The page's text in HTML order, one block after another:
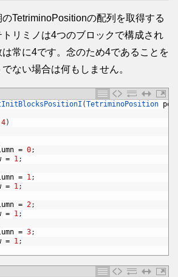
TetriminoPositionの配列を取得する
リミノは4つのブロックで構成され
常に4です。念のため4であることを
ない場合は何もしません。
(TetriminoPosition pos
4)
= 0;
= 1;
= 1;
= 1;
= 2;
= 1;
= 3;
= 1;